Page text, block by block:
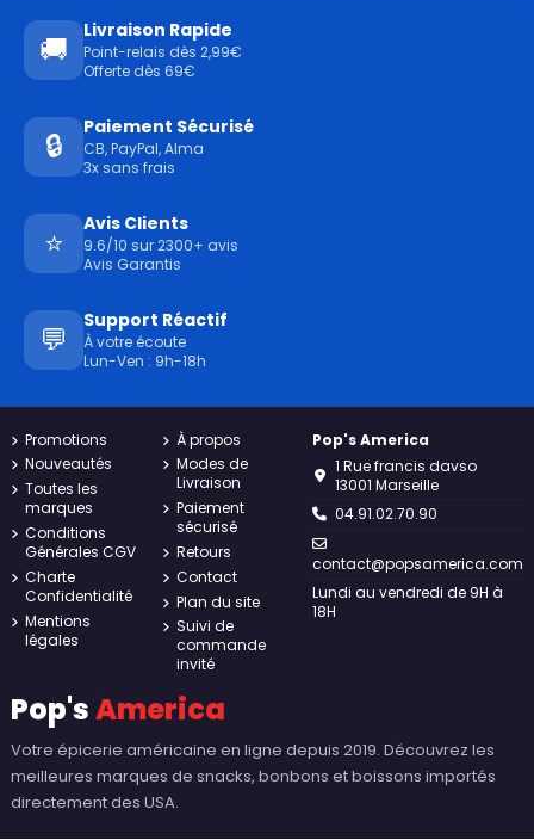
🚚
Livraison Rapide
Point-relais dès 2,99€
Offerte dès 69€
🔒
Paiement Sécurisé
CB, PayPal, Alma
3x sans frais
⭐
Avis Clients
9.6/10 sur 2300+ avis
Avis Garantis
💬
Support Réactif
À votre écoute
Lun-Ven : 9h-18h
Promotions
Nouveautés
Toutes les
marques
Conditions
Générales CGV
Charte
Confidentialité
Mentions
légales
À propos
Modes de
Livraison
Paiement
sécurisé
Retours
Contact
Plan du site
Suivi de
commande
invité
Pop's America
1 Rue francis davso
13001 Marseille
04.91.02.70.90
contact@popsamerica.com
Lundi au vendredi de 9H à
18H
Pop'sAmerica
Votre épicerie américaine en ligne depuis 2019. Découvrez les
meilleures marques de snacks, bonbons et boissons importés
directement des USA.